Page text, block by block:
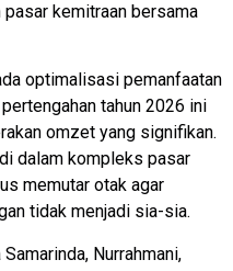
kemitraan bersama
optimalisasi pemanfaatan
tahun 2026 ini
omzet yang signifikan.
dalam kompleks pasar
memutar otak agar
tidak menjadi sia-sia.
Nurrahmani,